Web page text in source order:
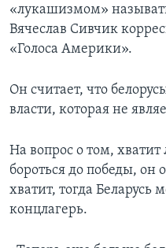
«лукашизмом»
Вячеслав Сивчик
«Голоса Америки».
Он считает, что
власти, которая не
На вопрос о том,
бороться до победы, он
хватит, тогда Беларусь
концлагерь.